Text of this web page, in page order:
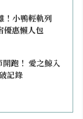
！小鴨輕軌列
優惠懶人包
跑！ 愛之鯨入
記錄